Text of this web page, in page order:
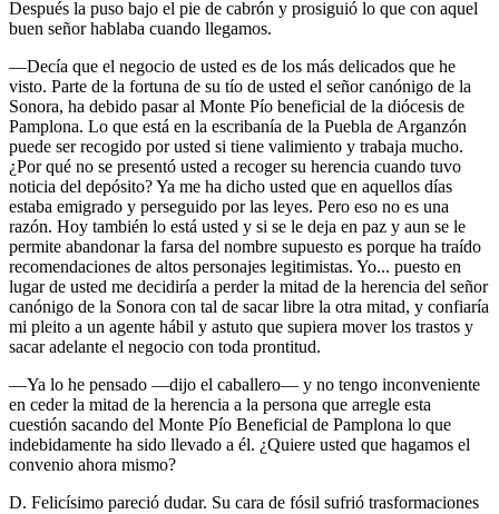
Después la puso bajo el pie de cabrón y prosiguió lo que con aquel
buen señor hablaba cuando llegamos.
—Decía que el negocio de usted es de los más delicados que he
visto. Parte de la fortuna de su tío de usted el señor canónigo de la
Sonora, ha debido pasar al Monte Pío beneficial de la diócesis de
Pamplona. Lo que está en la escribanía de la Puebla de Arganzón
puede ser recogido por usted si tiene valimiento y trabaja mucho.
¿Por qué no se presentó usted a recoger su herencia cuando tuvo
noticia del depósito? Ya me ha dicho usted que en aquellos días
estaba emigrado y perseguido por las leyes. Pero eso no es una
razón. Hoy también lo está usted y si se le deja en paz y aun se le
permite abandonar la farsa del nombre supuesto es porque ha traído
recomendaciones de altos personajes legitimistas. Yo... puesto en
lugar de usted me decidiría a perder la mitad de la herencia del señor
canónigo de la Sonora con tal de sacar libre la otra mitad, y confiaría
mi pleito a un agente hábil y astuto que supiera mover los trastos y
sacar adelante el negocio con toda prontitud.
—Ya lo he pensado —dijo el caballero— y no tengo inconveniente
en ceder la mitad de la herencia a la persona que arregle esta
cuestión sacando del Monte Pío Beneficial de Pamplona lo que
indebidamente ha sido llevado a él. ¿Quiere usted que hagamos el
convenio ahora mismo?
D. Felicísimo pareció dudar. Su cara de fósil sufrió trasformaciones